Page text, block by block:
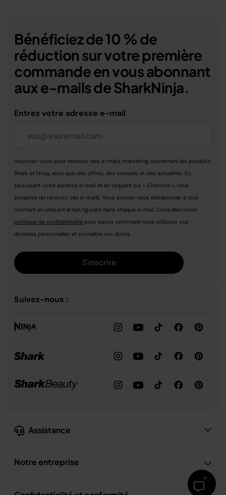
Assistance
Notre entreprise
Bénéficiez de 10 % de
réduction sur votre première
commande en vous abonnant
aux e-mails de SharkNinja.
Entrez votre adresse e-mail
Inscrivez-vous pour recevoir des e-mails marketing concernant les produits
Shark et Ninja, ainsi que des offres, des conseils et des actualités. En
saisissant votre adresse e-mail et en cliquant sur « S'inscrire », vous
acceptez de recevoir ces e-mails. Vous pouvez vous désabonner à tout
moment en utilisant le lien figurant dans chaque e-mail. Consultez notre
politique de confidentialité pour savoir comment nous utilisons vos
données personnelles et connaître vos droits.
S'inscrire
Suivez-nous :